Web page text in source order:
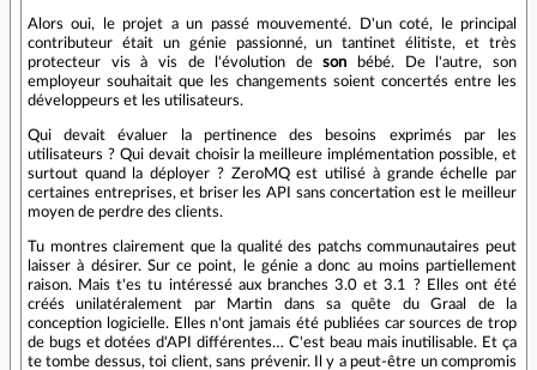
Alors oui, le projet a un passé mouvementé. D'un coté, le principal
contributeur était un génie passionné, un tantinet élitiste, et très
protecteur vis à vis de l'évolution deson bébé. De l'autre, son
employeur souhaitait que les changements soient concertés entre les
développeurs et les utilisateurs.
Qui devait évaluer la pertinence des besoins exprimés par les
utilisateurs ? Qui devait choisir la meilleure implémentation possible, et
surtout quand la déployer ? ZeroMQ est utilisé à grande échelle par
certaines entreprises, et briser les API sans concertation est le meilleur
moyen de perdre des clients.
Tu montres clairement que la qualité des patchs communautaires peut
laisser à désirer. Sur ce point, le génie a donc au moins partiellement
raison. Mais t'es tu intéressé aux branches 3.0 et 3.1 ? Elles ont été
créés unilatéralement par Martin dans sa quête du Graal de la
conception logicielle. Elles n'ont jamais été publiées car sources de trop
de bugs et dotées d'API différentes… C'est beau mais inutilisable. Et ça
te tombe dessus, toi client, sans prévenir. Il y a peut-être un compromis